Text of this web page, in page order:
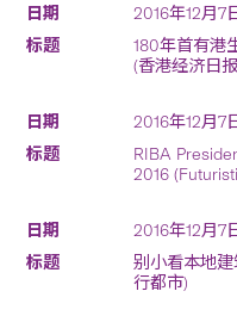
2016年12月7
180年首有港
(香港经济日
2016年12月7
RIBA
2016
2016年12月7
别小看本地
行都市)